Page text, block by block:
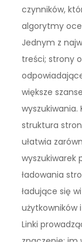
czynników,
algorytmy
Jednym z
treści; strony
większe
struktura
ułatwia
wyszukiwarek
ładowania
ładujące się
użytkowników
Linki